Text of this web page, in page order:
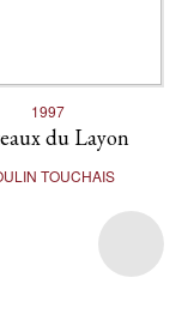
1997
du Layon
TOUCHAIS